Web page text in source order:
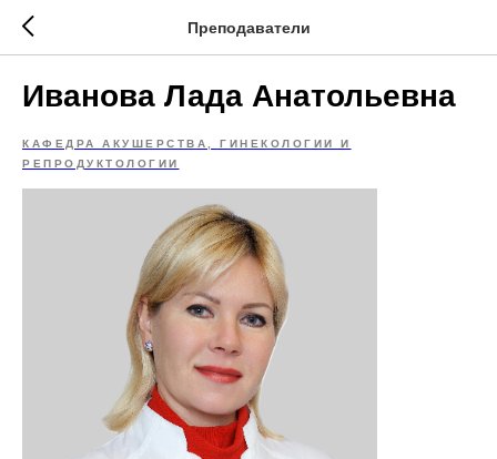
Преподаватели
Иванова Лада Анатольевна
КАФЕДРА АКУШЕРСТВА, ГИНЕКОЛОГИИ И
РЕПРОДУКТОЛОГИИ